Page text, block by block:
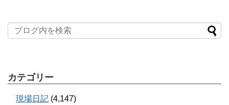
カテゴリー
現場日記 (4,147)